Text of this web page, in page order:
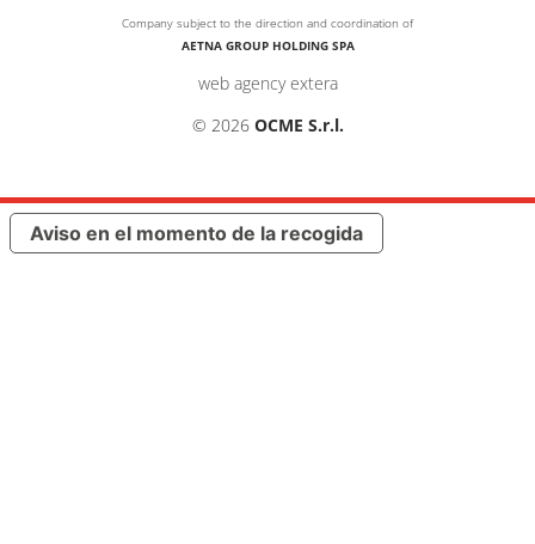
Company subject to the direction and coordination of
AETNA GROUP HOLDING SPA
web agency extera
© 2026 OCME S.r.l.
Aviso en el momento de la recogida